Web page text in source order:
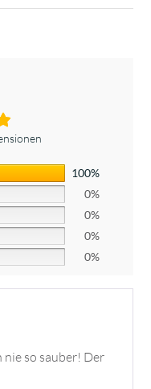
100%
0%
0%
0%
0%
so sauber! Der